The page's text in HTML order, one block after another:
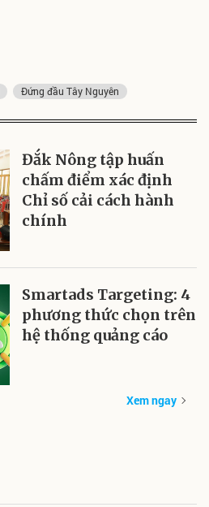
Đứng đầu Tây Nguyên
Đắk Nông tập huấn
chấm điểm xác định
Chỉ số cải cách hành
chính
Smartads Targeting: 4
phương thức chọn trên
hệ thống quảng cáo
Xem ngay